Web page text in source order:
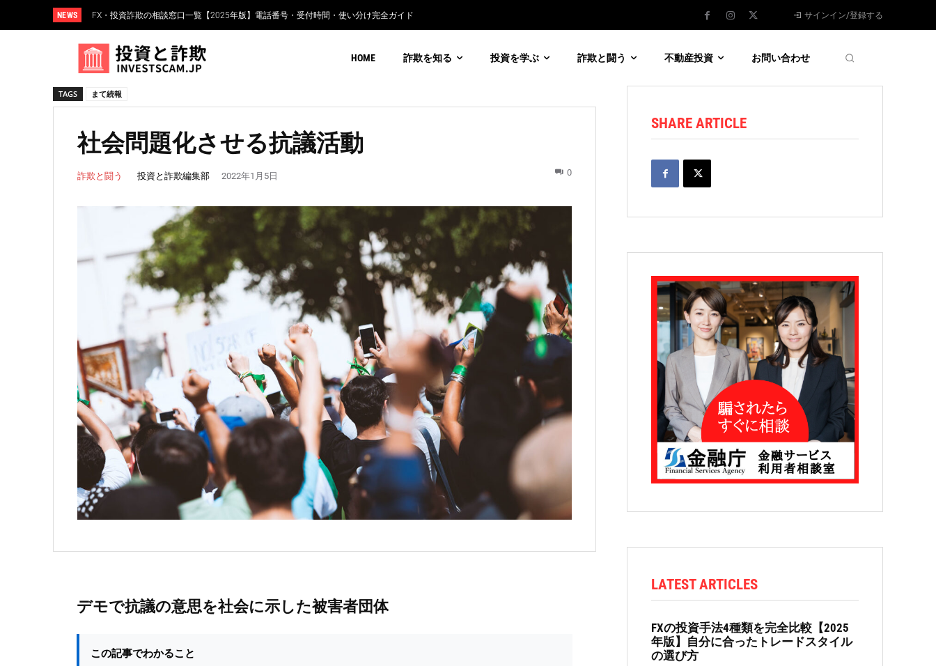
NEWS FX・投資詐欺の相談窓口一覧【2025年版】電話番号・受付時間・使い分け完全ガイド サインイン/登録する
HOME 詐欺を知る 投資を学ぶ 詐欺と闘う 不動産投資 お問い合わせ
TAGS まて続報
社会問題化させる抗議活動
詐欺と闘う 投資と詐欺編集部 2022年1月5日 0
デモで抗議の意思を社会に示した被害者団体
この記事でわかること
SHARE ARTICLE
LATEST ARTICLES
FXの投資手法4種類を完全比較【2025
年版】自分に合ったトレードスタイル
の選び方